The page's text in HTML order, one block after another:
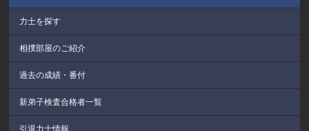
力士を探す
相撲部屋のご紹介
過去の成績・番付
新弟子検査合格者一覧
引退力士情報